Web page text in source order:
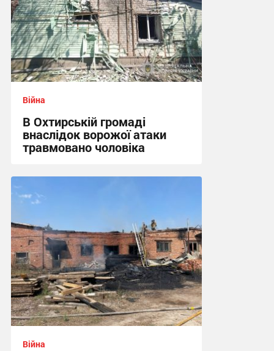
Війна
В Охтирській громаді
внаслідок ворожої атаки
травмовано чоловіка
09:21 вчора
Війна